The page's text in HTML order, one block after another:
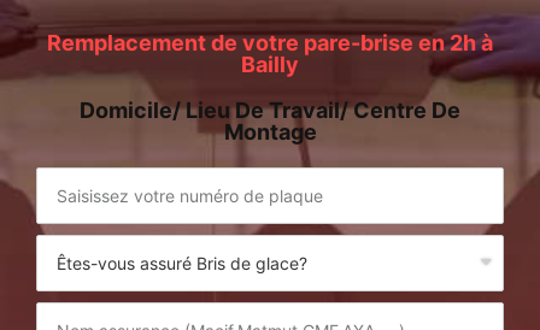
Remplacement de votre pare-brise en 2h à
Bailly
Domicile/ Lieu De Travail/ Centre De
Montage